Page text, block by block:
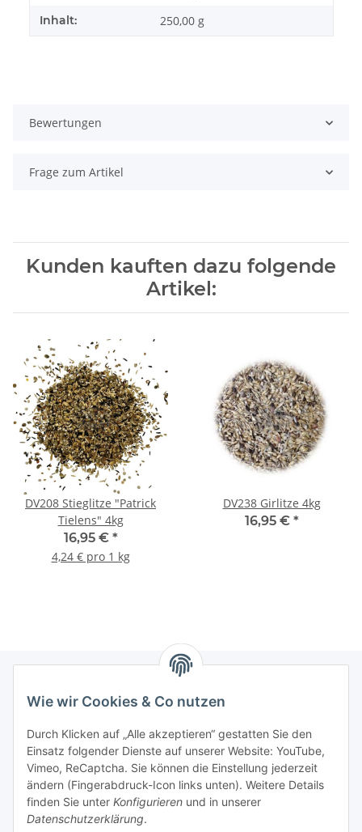
Wie wir Cookies & Co nutzen
Durch Klicken auf „Alle akzeptieren“ gestatten Sie den
Einsatz folgender Dienste auf unserer Website: YouTube,
Vimeo, ReCaptcha. Sie können die Einstellung jederzeit
ändern (Fingerabdruck-Icon links unten). Weitere Details
finden Sie unter Konfigurieren und in unserer
Datenschutzerklärung.
Inhalt: 250,00 g
Bewertungen
Frage zum Artikel
Kunden kauften dazu folgende
Artikel:
DV208 Stieglitze "Patrick
Tielens" 4kg
16,95 € *
4,24 € pro 1 kg
DV238 Girlitze 4kg
16,95 € *
Informationen
Gesetzliche Informationen
Mein Konto